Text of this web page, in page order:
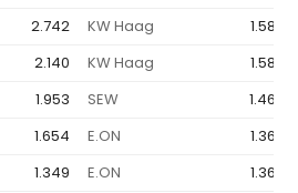
2.742 KW Haag
1.586
2.140 KW Haag
1.586
1.953 SEW
1.462
1.654 E.ON
1.368
1.349 E.ON
1.368